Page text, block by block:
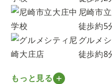
尼崎市
徒歩約5
グルメ
徒歩約8
もっと見る